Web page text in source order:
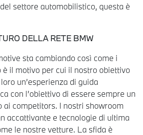
settore automobilistico, questa è
DELLA RETE BMW
sta cambiando così come i
è il motivo per cui il nostro obiettivo
un’esperienza di guida
con l’obiettivo di essere sempre un
ai competitors. I nostri showroom
accattivante e tecnologie di ultima
le nostre vetture. La sfida è